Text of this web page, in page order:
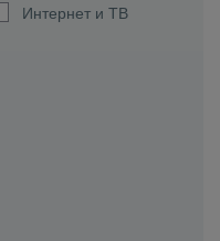
Интернет и ТВ